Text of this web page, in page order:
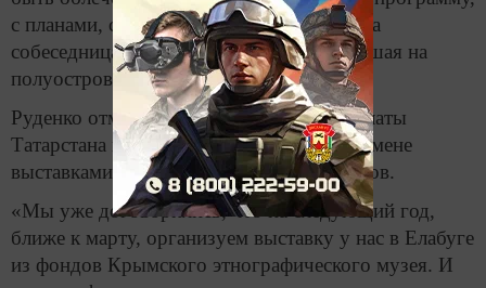
с планами, с финансированием», – сказала
собеседница агентства, недавно побывавшая на
полуострове с рабочей поездкой.
Руденко отметила, что общественные палаты
Татарстана и Крыма договорились об обмене
выставками между музеями двух регионов.
«Мы уже договорились, что на следующий год,
ближе к марту, организуем выставку у нас в Елабуге
из фондов Крымского этнографического музея. И